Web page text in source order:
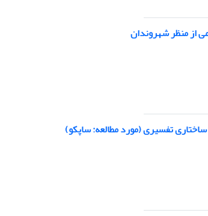
از منظر شهروندان
تفسیری (مورد مطالعه: ساپکو)